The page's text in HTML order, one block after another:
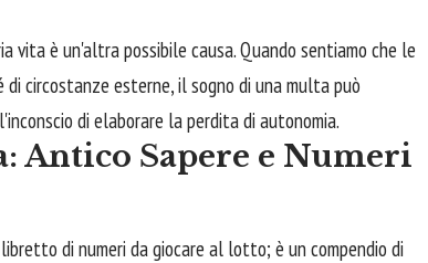
vita è un'altra possibile causa. Quando sentiamo che le
di circostanze esterne, il sogno di una multa può
di elaborare la perdita di autonomia.
Antico Sapere e Numeri
di numeri da giocare al lotto; è un compendio di